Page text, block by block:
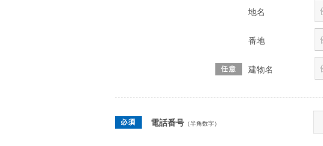
地名
番地
建物名
電話番号 （半角数字）